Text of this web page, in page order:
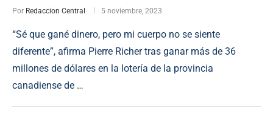
Por Redaccion Central 5 noviembre, 2023
“Sé que gané dinero, pero mi cuerpo no se siente
diferente”, afirma Pierre Richer tras ganar más de 36
millones de dólares en la lotería de la provincia
canadiense de …